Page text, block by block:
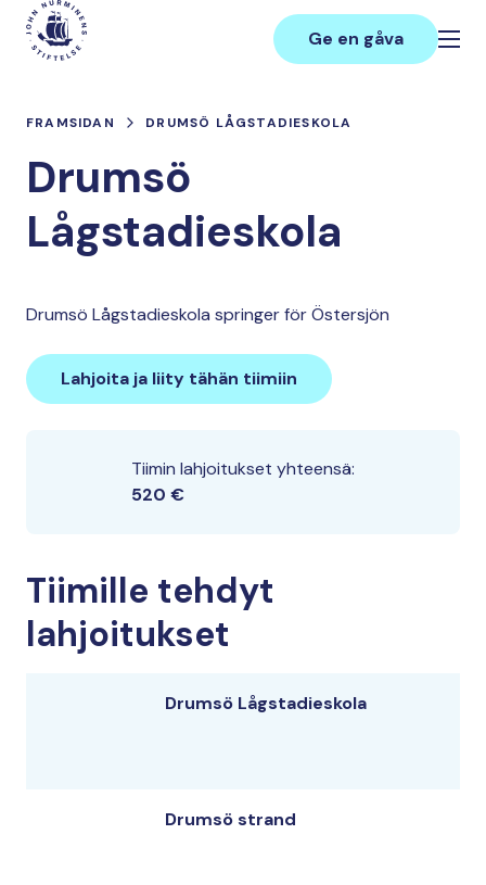
Hoppa
innehåll
Main
Ge en gåva
FRAMSIDAN DRUMSÖ LÅGSTADIESKOLA
Drumsö
Lågstadieskola
Drumsö Lågstadieskola springer för Östersjön
Lahjoita ja liity tähän tiimiin
Tiimin lahjoitukset yhteensä:
520 €
Tiimille tehdyt
lahjoitukset
Drumsö Lågstadieskola
Drumsö strand